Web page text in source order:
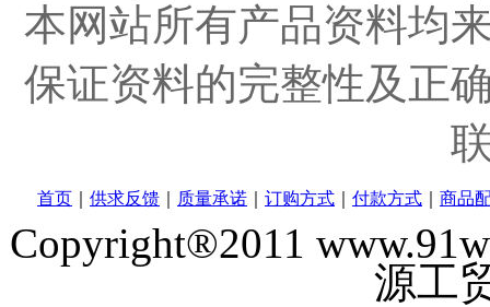
本网站所有产品资料均
保证资料的完整性及正
首页 供求反馈 质量承诺 订购方式 付款方式 商品
Copyright®2011
源工